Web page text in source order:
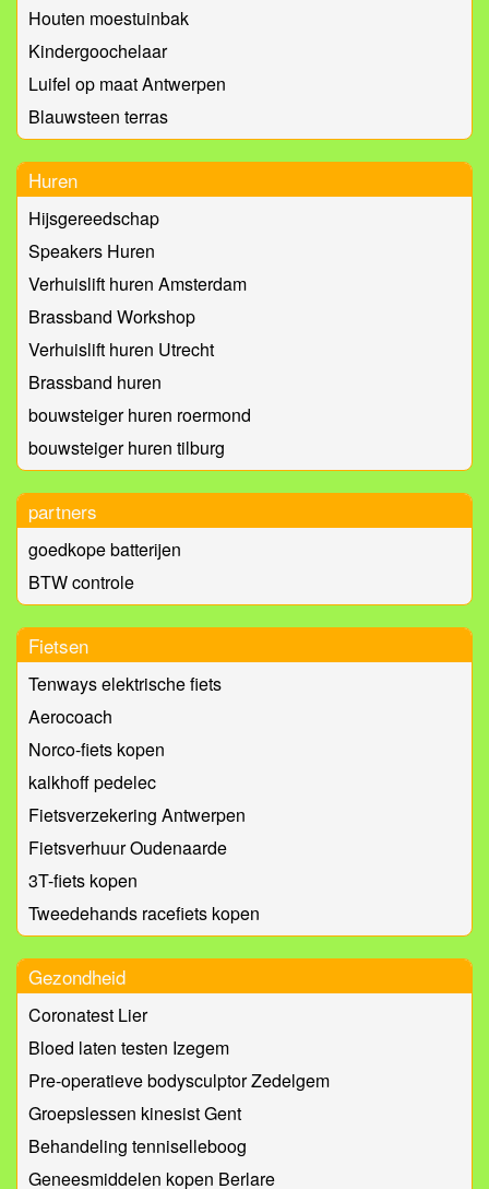
Houten moestuinbak
Kindergoochelaar
Luifel op maat Antwerpen
Blauwsteen terras
Huren
Hijsgereedschap
Speakers Huren
Verhuislift huren Amsterdam
Brassband Workshop
Verhuislift huren Utrecht
Brassband huren
bouwsteiger huren roermond
bouwsteiger huren tilburg
partners
goedkope batterijen
BTW controle
Fietsen
Tenways elektrische fiets
Aerocoach
Norco-fiets kopen
kalkhoff pedelec
Fietsverzekering Antwerpen
Fietsverhuur Oudenaarde
3T-fiets kopen
Tweedehands racefiets kopen
Gezondheid
Coronatest Lier
Bloed laten testen Izegem
Pre-operatieve bodysculptor Zedelgem
Groepslessen kinesist Gent
Behandeling tenniselleboog
Geneesmiddelen kopen Berlare